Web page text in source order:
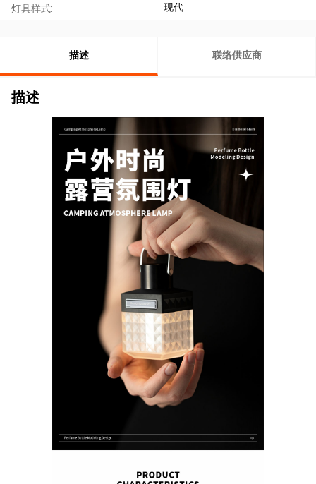
灯具样式: 现代
描述 联络供应商
描述